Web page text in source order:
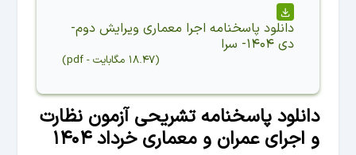
دانلود پاسخنامه اجرا معماری ویرایش دوم-
دی ۱۴۰۴- سرا
(۱۸.۴۷ مگابایت -
pdf
)
دانلود پاسخنامه تشریحی آزمون نظارت
و اجرای عمران و معماری خرداد ۱۴۰۴